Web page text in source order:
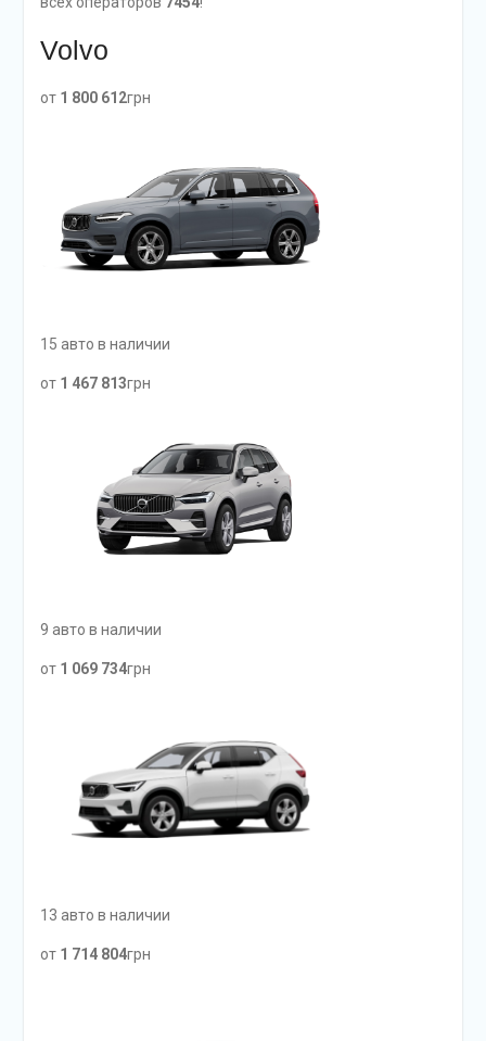
Volvo
от 1 800 612грн
15 авто в наличии
от 1 467 813грн
9 авто в наличии
от 1 069 734грн
13 авто в наличии
от 1 714 804грн